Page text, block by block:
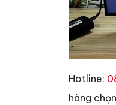
Hotline:
hàng